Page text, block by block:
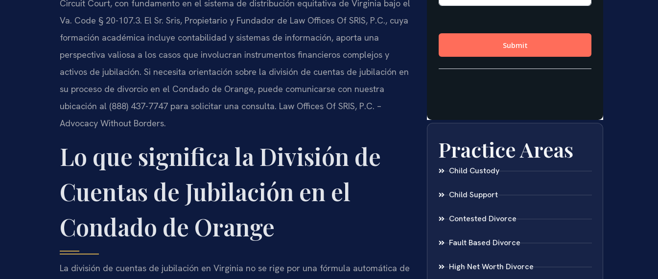
Circuit Court, con fundamento en el sistema de distribución equitativa de Virginia bajo el
Va. Code § 20-107.3. El Sr. Sris, Propietario y Fundador de Law Offices Of SRIS, P.C., cuya
formación académica incluye contabilidad y sistemas de información, aporta una
perspectiva valiosa a los casos que involucran instrumentos financieros complejos y
activos de jubilación. Si necesita orientación sobre la división de cuentas de jubilación en
su proceso de divorcio en el Condado de Orange, puede comunicarse con nuestra
ubicación al (888) 437-7747 para solicitar una consulta. Law Offices Of SRIS, P.C. –
Advocacy Without Borders.
Lo que significa la División de
Cuentas de Jubilación en el
Condado de Orange
La división de cuentas de jubilación en Virginia no se rige por una fórmula automática de
Practice Areas
Child Custody
Child Support
Contested Divorce
Fault Based Divorce
High Net Worth Divorce